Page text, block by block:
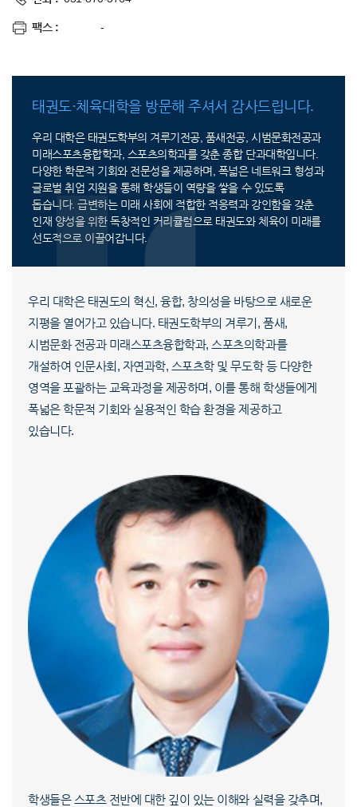
팩스 : -
태권도·체육대학을 방문해 주셔서 감사드립니다.
우리 대학은 태권도학부의 겨루기전공, 품새전공, 시범문화전공과
미래스포츠융합학과, 스포츠의학과를 갖춘 종합 단과대학입니다.
다양한 학문적 기회와 전문성을 제공하며, 폭넓은 네트워크 형성과
글로벌 취업 지원을 통해 학생들이 역량을 쌓을 수 있도록
돕습니다. 급변하는 미래 사회에 적합한 적응력과 강인함을 갖춘
인재 양성을 위한 독창적인 커리큘럼으로 태권도와 체육이 미래를
선도적으로 이끌어갑니다.
우리 대학은 태권도의 혁신, 융합, 창의성을 바탕으로 새로운
지평을 열어가고 있습니다. 태권도학부의 겨루기, 품새,
시범문화 전공과 미래스포츠융합학과, 스포츠의학과를
개설하여 인문사회, 자연과학, 스포츠학 및 무도학 등 다양한
영역을 포괄하는 교육과정을 제공하며, 이를 통해 학생들에게
폭넓은 학문적 기회와 실용적인 학습 환경을 제공하고
있습니다.
학생들은 스포츠 전반에 대한 깊이 있는 이해와 실력을 갖추며,